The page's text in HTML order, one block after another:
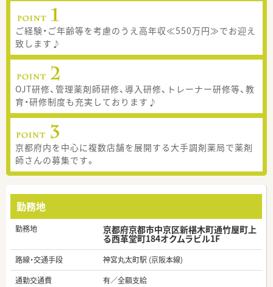
ご経験・ご年齢等を考慮のうえ高年収≪550万円≫でお迎え
致します♪
OJT研修、管理薬剤師研修、導入研修、トレーナー研修等、教
育・研修制度も充実しております♪
京都府内を中心に複数店舗を展開する大手調剤薬局で薬剤
師さんの募集です。
勤務地
勤務地 京都府京都市中京区新椹木町通竹屋町上
る西革堂町184オクムラビル1F
路線・交通手段
神宮丸太町駅 (京阪本線)
通勤交通費
有／全額支給